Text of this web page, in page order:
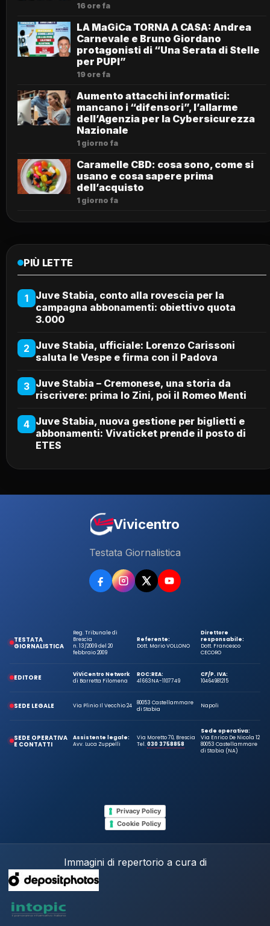
16 ore fa
LA MaGiCa TORNA A CASA: Andrea
Carnevale e Bruno Giordano
protagonisti di “Una Serata di Stelle
per PUPI”
19 ore fa
Aumento attacchi informatici:
mancano i “difensori”, l’allarme
dell’Agenzia per la Cybersicurezza
Nazionale
1 giorno fa
Caramelle CBD: cosa sono, come si
usano e cosa sapere prima
dell’acquisto
1 giorno fa
PIÙ LETTE
1
Juve Stabia, conto alla rovescia per la
campagna abbonamenti: obiettivo quota
3.000
2 Juve Stabia, ufficiale: Lorenzo Carissoni
saluta le Vespe e firma con il Padova
3 Juve Stabia – Cremonese, una storia da
riscrivere: prima lo Zini, poi il Romeo Menti
4 Juve Stabia, nuova gestione per biglietti e
abbonamenti: Vivaticket prende il posto di
ETES
Vivicentro
Testata Giornalistica
TESTATA
GIORNALISTICA
Reg. Tribunale di
Brescia
n. 13/2009 del 20
febbraio 2009
Referente:
Dott. Mario VOLLONO
Direttore
responsabile:
Dott. Francesco
CECORO
EDITORE
ViViCentro Network
di Barretta Filomena
ROC:
41663
REA:
NA-1107749
CF/P. IVA:
10464981215
SEDE LEGALE Via Plinio Il Vecchio 24
80053 Castellammare
di Stabia
Napoli
SEDE OPERATIVA
E CONTATTI
Assistente legale:
Avv. Luca Zuppelli
Via Moretto 70, Brescia
Tel.030 3758858
Sede operativa:
Via Enrico De Nicola 12
80053 Castellammare
di Stabia (NA)
Privacy Policy
Cookie Policy
Immagini di repertorio a cura di